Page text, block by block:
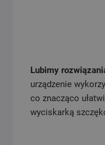
Lubimy
urządzenie
co znacząco
wyciskarką